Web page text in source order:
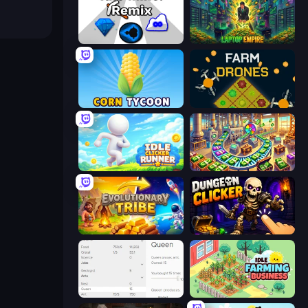
Idle Mine: Remix Laptop Empire
Corn Tycoon Farm Drones
Idle Clicker Runner Money Factory: Tycoon Idle Game
Evolutionary Tribe Dungeon Clicker
Idle Ants Idle Farming Business